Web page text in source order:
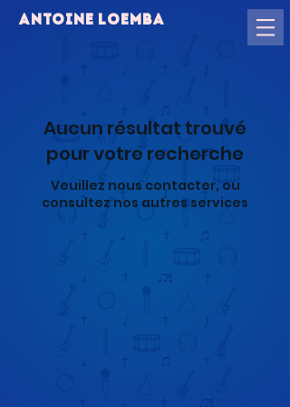
ANTOINE LOEMBA
Aucun résultat trouvé
pour votre recherche
Veuillez nous contacter, ou
consultez nos autres services